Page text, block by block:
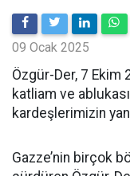
09 Ocak 2025
Özgür-Der, 7 Ekim
katliam ve
kardeşlerimizin
Gazze’nin birçok